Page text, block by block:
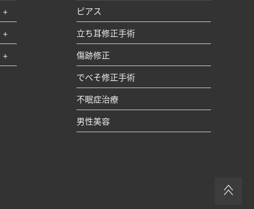
ピアス
立ち耳修正手術
傷跡修正
でべそ修正手術
不眠症治療
男性美容
＞＞